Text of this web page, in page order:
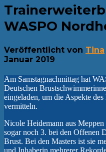
WASPO
Veröffentlicht von Tina
Januar 2019
Am Samstagnachmittag hat
Deutschen
eingeladen, um die Aspekte
vermitteln.
Nicole Heidemann aus
sogar noch 3. bei den Offenen
Brust. Bei den Masters ist sie
und Inhaberin mehrerer